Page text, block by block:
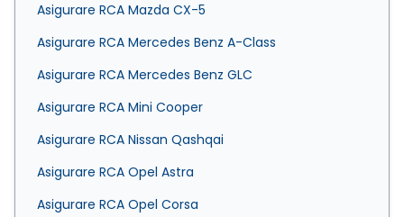
Asigurare RCA Mazda CX-5
Asigurare RCA Mercedes Benz A-Class
Asigurare RCA Mercedes Benz GLC
Asigurare RCA Mini Cooper
Asigurare RCA Nissan Qashqai
Asigurare RCA Opel Astra
Asigurare RCA Opel Corsa